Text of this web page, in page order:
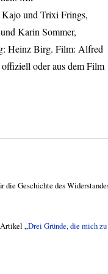
Kajo und Trixi Frings,
Karin Sommer,
Heinz Birg. Film: Alfred
oder aus dem Film
die Geschichte des
Artikel „Drei Gründe, die mich zu